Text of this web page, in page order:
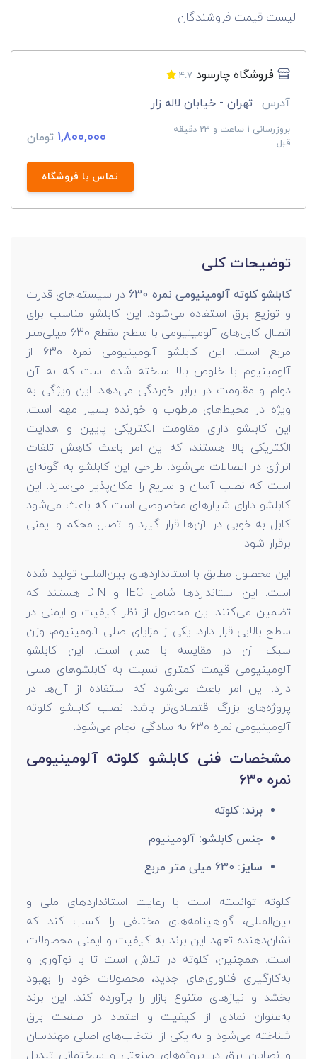
لیست قیمت فروشندگان
فروشگاه چارسود 4.7
آدرس تهران - خیابان لاله زار
بروزرسانی 1 ساعت و 23 دقیقه
قبل
1,800,000 تومان
تماس با فروشگاه
توضیحات کلی
کابلشو کلوته آلومینیومی نمره 630
در سیستم‌های قدرت
و توزیع برق استفاده می‌شود. این کابلشو مناسب برای
اتصال کابل‌های آلومینیومی با سطح مقطع‌ 630 میلی‌متر
مربع است. این کابلشو آلومینیومی نمره 630 از
آلومینیوم با خلوص بالا ساخته شده است که به آن
دوام و مقاومت در برابر خوردگی می‌دهد. این ویژگی به
ویژه در محیط‌های مرطوب و خورنده بسیار مهم است.
این کابلشو دارای مقاومت الکتریکی پایین و هدایت
الکتریکی بالا هستند، که این امر باعث کاهش تلفات
انرژی در اتصالات می‌شود. طراحی این کابلشو به گونه‌ای
است که نصب آسان و سریع را امکان‌پذیر می‌سازد. این
کابلشو دارای شیارهای مخصوصی است که باعث می‌شود
کابل به‌ خوبی در آن‌ها قرار گیرد و اتصال محکم و ایمنی
برقرار شود.
این محصول مطابق با استانداردهای بین‌المللی تولید شده
است. این استانداردها شامل IEC و DIN هستند که
تضمین می‌کنند این محصول از نظر کیفیت و ایمنی در
سطح بالایی قرار دارد. یکی از مزایای اصلی آلومینیوم، وزن
سبک آن در مقایسه با مس است. این کابلشو
آلومینیومی قیمت کمتری نسبت به کابلشوهای مسی
دارد. این امر باعث می‌شود که استفاده از آن‌ها در
پروژه‌های بزرگ اقتصادی‌تر باشد. نصب کابلشو کلوته
آلومینیومی نمره 630 به سادگی انجام می‌شود.
مشخصات فنی کابلشو کلوته آلومینیومی
نمره 630
برند: کلوته
جنس کابلشو: آلومینیوم
سایز:
کلوته توانسته است با رعایت استانداردهای ملی و
بین‌المللی، گواهینامه‌های مختلفی را کسب کند که
نشان‌دهنده تعهد این برند به کیفیت و ایمنی محصولات
است. همچنین، کلوته در تلاش است تا با نوآوری و
به‌کارگیری فناوری‌های جدید، محصولات خود را بهبود
بخشد و نیازهای متنوع بازار را برآورده کند. این برند
به‌عنوان نمادی از کیفیت و اعتماد در صنعت برق
شناخته می‌شود و به یکی از انتخاب‌های اصلی مهندسان
و نصابان برق در پروژه‌های صنعتی و ساختمانی تبدیل